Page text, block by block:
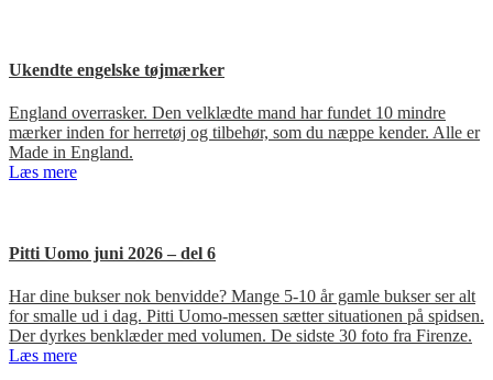
Ukendte engelske tøjmærker
England overrasker. Den velklædte mand har fundet 10 mindre
mærker inden for herretøj og tilbehør, som du næppe kender. Alle er
Made in England.
Læs mere
Pitti Uomo juni 2026 – del 6
Har dine bukser nok benvidde? Mange 5-10 år gamle bukser ser alt
for smalle ud i dag. Pitti Uomo-messen sætter situationen på spidsen.
Der dyrkes benklæder med volumen. De sidste 30 foto fra Firenze.
Læs mere